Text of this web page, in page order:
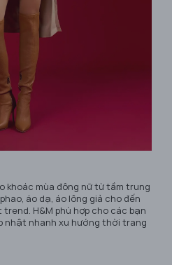
khoác mùa đông nữ từ tầm trung
áo dạ, áo lông giả cho đến
H&M phù hợp cho các bạn
nhật nhanh xu hướng thời trang